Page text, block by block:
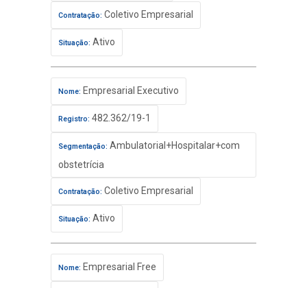
Contratação: Coletivo Empresarial
Situação: Ativo
Nome: Empresarial Executivo
Registro: 482.362/19-1
Segmentação: Ambulatorial+Hospitalar+com
obstetrícia
Contratação: Coletivo Empresarial
Situação: Ativo
Nome: Empresarial Free